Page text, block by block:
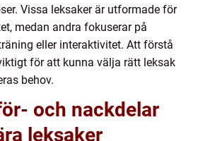
Vissa leksaker är utformade för
medan andra fokuserar på
eller interaktivitet. Att förstå
för att kunna välja rätt leksak
behov.
och nackdelar
leksaker